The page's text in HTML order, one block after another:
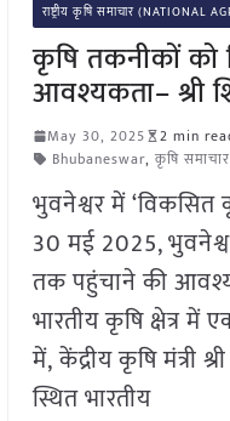
राष्ट्रीय कृषि समाचार (NATIONAL
कृषि तकनीकों को
आवश्यकता– श्री
May 30, 2025
2 min
Bhubaneswar, कृषि समाचार
भुवनेश्वर में
30 मई 2025,
तक पहुंचाने की
भारतीय कृषि क्षेत्र
में, केंद्रीय कृषि मंत्री
स्थित भारतीय